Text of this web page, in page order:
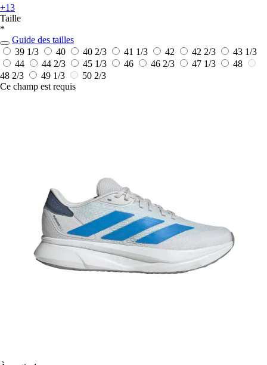
+13
Taille
*
Guide des tailles
39 1/3
40 40 2/3 41 1/3 42 42 2/3
43 1/3
44
44 2/3 45 1/3 46 46 2/3 47 1/3
48
48 2/3
49 1/3
50 2/3
Ce champ est requis